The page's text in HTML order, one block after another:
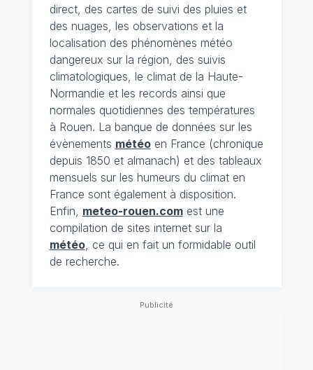
direct, des cartes de suivi des pluies et
des nuages, les observations et la
localisation des phénomènes météo
dangereux sur la région, des suivis
climatologiques, le climat de la Haute-
Normandie et les records ainsi que
normales quotidiennes des températures
à Rouen. La banque de données sur les
évènements météoen France (chronique
depuis 1850 et almanach) et des tableaux
mensuels sur les humeurs du climat en
France sont également à disposition.
Enfin, meteo-rouen.comest une
compilation de sites internet sur la
météo, ce qui en fait un formidable outil
de recherche.